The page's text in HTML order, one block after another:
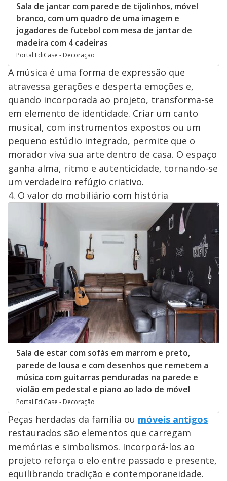
Sala de jantar com parede de tijolinhos, móvel
branco, com um quadro de uma imagem e
jogadores de futebol com mesa de jantar de
madeira com 4 cadeiras
Portal EdiCase - Decoração
A música é uma forma de expressão que
atravessa gerações e desperta emoções e,
quando incorporada ao projeto, transforma-se
em elemento de identidade. Criar um canto
musical, com instrumentos expostos ou um
pequeno estúdio integrado, permite que o
morador viva sua arte dentro de casa. O espaço
ganha alma, ritmo e autenticidade, tornando-se
um verdadeiro refúgio criativo.
4. O valor do mobiliário com história
Sala de estar com sofás em marrom e preto,
parede de lousa e com desenhos que remetem a
música com guitarras penduradas na parede e
violão em pedestal e piano ao lado de móvel
Portal EdiCase - Decoração
Peças herdadas da família ou móveis antigos
restaurados são elementos que carregam
memórias e simbolismos. Incorporá-los ao
projeto reforça o elo entre passado e presente,
equilibrando tradição e contemporaneidade.